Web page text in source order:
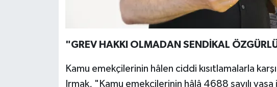
"GREV HAKKI OLMADAN SENDİKAL
Kamu emekçilerinin hâlen ciddi kısıtlamalarla
Irmak, "Kamu emekçilerinin hâlâ 4688 sayılı yasa